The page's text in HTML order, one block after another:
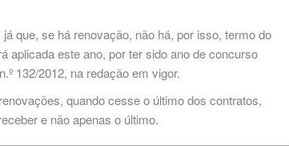
que, se há renovação, não há, por isso, termo do
aplicada este ano, por ter sido ano de concurso
132/2012, na redação em vigor.
quando cesse o último dos contratos,
e não apenas o último.